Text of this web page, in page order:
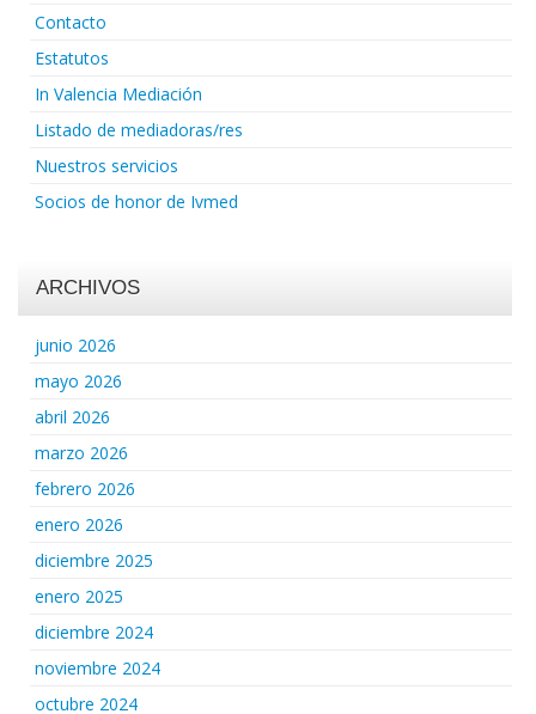
Contacto
Estatutos
In Valencia Mediación
Listado de mediadoras/res
Nuestros servicios
Socios de honor de Ivmed
ARCHIVOS
junio 2026
mayo 2026
abril 2026
marzo 2026
febrero 2026
enero 2026
diciembre 2025
enero 2025
diciembre 2024
noviembre 2024
octubre 2024